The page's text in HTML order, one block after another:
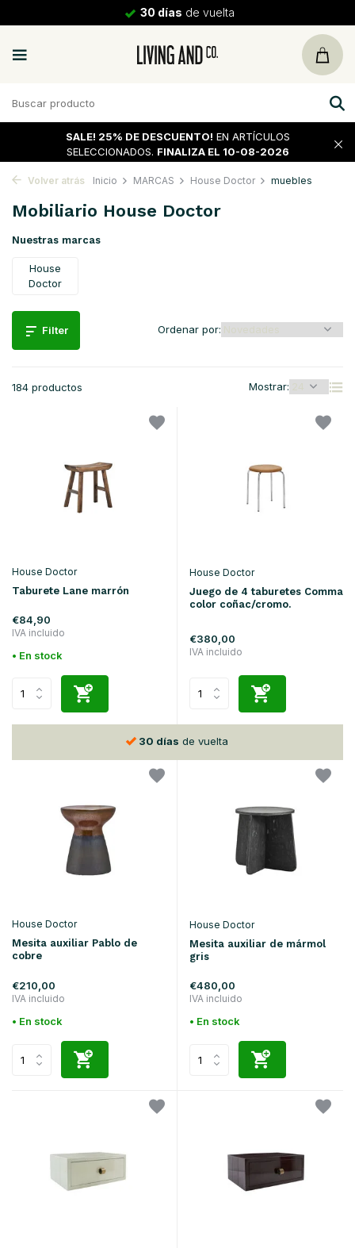
30 días de vuelta
SALE! 25% DE DESCUENTO! EN ARTÍCULOS
SELECCIONADOS. FINALIZA EL 10-08-2026
Volver atrás Inicio MARCAS House Doctor muebles
Mobiliario House Doctor
Nuestras marcas
House
Doctor
Filter
184 productos Mostrar:
Ordenar por:
House Doctor
Taburete Lane marrón
€84,90
IVA incluido
• En stock
House Doctor
Juego de 4 taburetes Comma
color coñac/cromo.
€380,00
IVA incluido
30 días de vuelta
House Doctor
Mesita auxiliar Pablo de
cobre
€210,00
IVA incluido
• En stock
House Doctor
Mesita auxiliar de mármol
gris
€480,00
IVA incluido
• En stock